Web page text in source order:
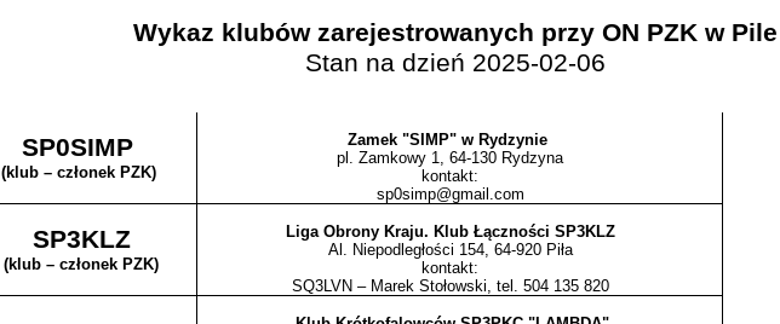
Wykaz klubów zarejestrowanych przy ON PZK w Pile
Stan na dzień 2025-02-06
SP0SIMP
(klub – członek PZK)
Zamek "SIMP" w Rydzynie
pl. Zamkowy 1, 64-130 Rydzyna
kontakt:
sp0simp@gmail.com
SP3KLZ
(klub – członek PZK)
Liga Obrony Kraju. Klub Łączności SP3KLZ
Al. Niepodległości 154, 64-920 Piła
kontakt:
SQ3LVN – Marek Stołowski, tel. 504 135 820